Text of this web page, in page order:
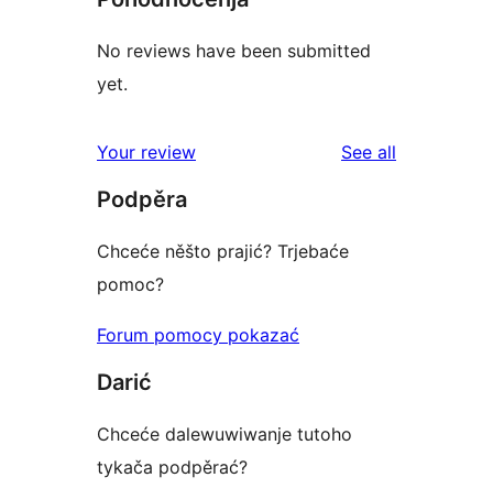
No reviews have been submitted
yet.
Your review See all
Podpěra
Chceće něšto prajić? Trjebaće
pomoc?
Forum pomocy pokazać
Darić
Chceće dalewuwiwanje tutoho
tykača podpěrać?